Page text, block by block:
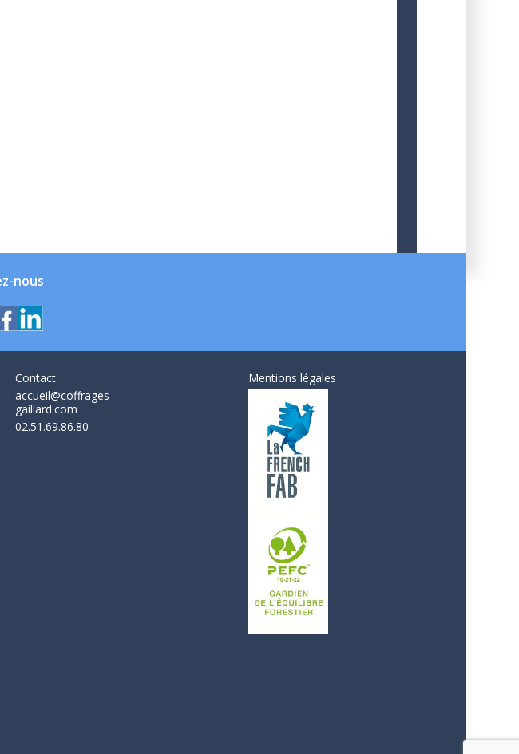
nous
Contact
accueil@coffrages-
gaillard.com
02.51.69.86.80
Mentions légales